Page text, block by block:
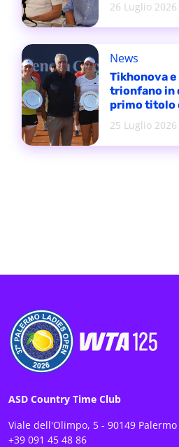
26 Luglio 2026
News
Tikhonova
trionfano in
primo titolo
25 Luglio 2026
ASD Country Time Club
Viale dell'Olimpo, 5 - 90149 Palermo
+39 091 45 48 86